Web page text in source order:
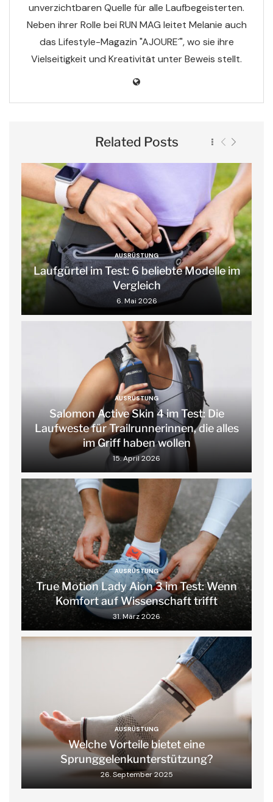
unverzichtbaren Quelle für alle Laufbegeisterten.
Neben ihrer Rolle bei RUN MAG leitet Melanie auch
das Lifestyle-Magazin "AJOURE´", wo sie ihre
Vielseitigkeit und Kreativität unter Beweis stellt.
Related Posts
AUSRÜSTUNG
Laufgürtel im Test: 6 beliebte Modelle im
Vergleich
6. Mai 2026
AUSRÜSTUNG
Salomon Active Skin 4 im Test: Die
Laufweste für Trailrunnerinnen, die alles
im Griff haben wollen
15. April 2026
AUSRÜSTUNG
True Motion Lady Aion 3 im Test: Wenn
Komfort auf Wissenschaft trifft
31. März 2026
AUSRÜSTUNG
Welche Vorteile bietet eine
Sprunggelenkunterstützung?
26. September 2025